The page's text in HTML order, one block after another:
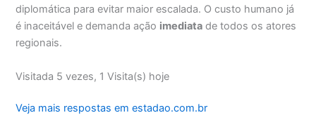
diplomática para evitar maior escalada. O custo humano já
é inaceitável e demanda ação imediata de todos os atores
regionais.
Visitada 5 vezes, 1 Visita(s) hoje
Veja mais respostas em estadao.com.br